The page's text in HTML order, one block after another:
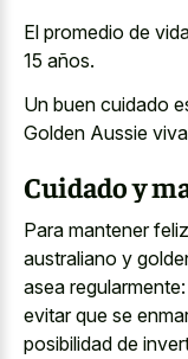
El promedio de
15 años.
Un buen cuidado
Golden Aussie
Cuidado y
Para mantener
australiano y
asea
evitar que se
posibilidad de